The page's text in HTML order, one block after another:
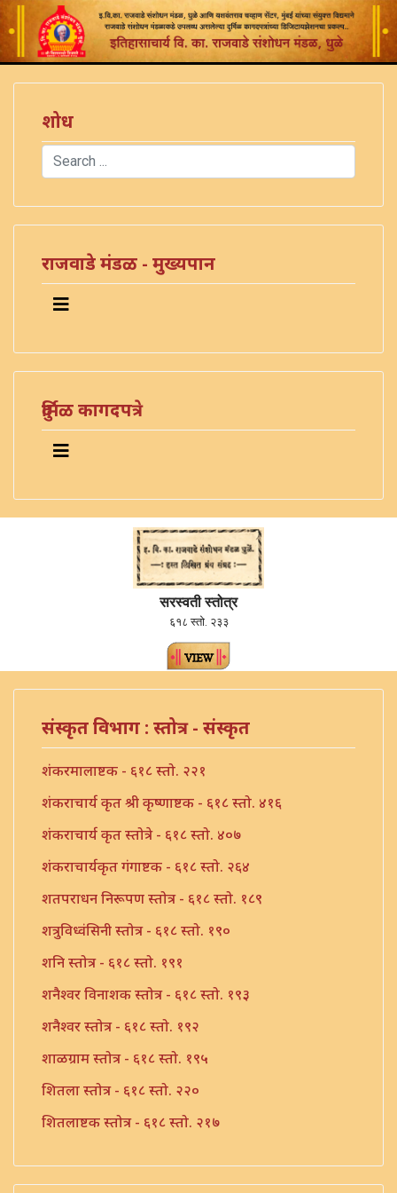
शोध
Search
राजवाडे मंडळ - मुख्यपान
दुर्मिळ कागदपत्रे
सरस्वती स्तोत्र
६१८ स्तो. २३३
संस्कृत विभाग : स्तोत्र - संस्कृत
शंकरमालाष्टक - ६१८ स्तो. २२१
शंकराचार्य कृत श्री कृष्णाष्टक - ६१८ स्तो. ४१६
शंकराचार्य कृत स्तोत्रे - ६१८ स्तो. ४०७
शंकराचार्यकृत गंगाष्टक - ६१८ स्तो. २६४
शतपराधन निरूपण स्तोत्र - ६१८ स्तो. १८९
शत्रुविध्वंसिनी स्तोत्र - ६१८ स्तो. १९०
शनि स्तोत्र - ६१८ स्तो. १९१
शनैश्वर विनाशक स्तोत्र - ६१८ स्तो. १९३
शनैश्वर स्तोत्र - ६१८ स्तो. १९२
शाळग्राम स्तोत्र - ६१८ स्तो. १९५
शितला स्तोत्र - ६१८ स्तो. २२०
शितलाष्टक स्तोत्र - ६१८ स्तो. २१७
शिव नामावली - ६१८ स्तो. ३९०